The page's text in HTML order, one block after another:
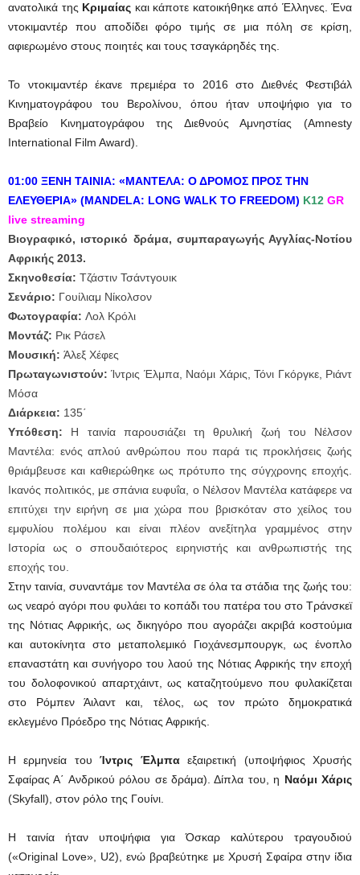
ανατολικά της Κριμαίας και κάποτε κατοικήθηκε από Έλληνες. Ένα
ντοκιμαντέρ που αποδίδει φόρο τιμής σε μια πόλη σε κρίση,
αφιερωμένο στους ποιητές και τους τσαγκάρηδές της.
Το ντοκιμαντέρ έκανε πρεμιέρα το 2016 στο Διεθνές Φεστιβάλ
Κινηματογράφου του Βερολίνου, όπου ήταν υποψήφιο για το
Βραβείο Κινηματογράφου της Διεθνούς Αμνηστίας (Amnesty
International Film Award).
01:00 ΞΕΝΗ ΤΑΙΝΙΑ: «ΜΑΝΤΕΛΑ: Ο ΔΡΟΜΟΣ ΠΡΟΣ ΤΗΝ
ΕΛΕΥΘΕΡΙΑ» (MANDELA: LONG WALK TO FREEDOM) Κ12 GR
live streaming
Βιογραφικό, ιστορικό δράμα, συμπαραγωγής Αγγλίας-Νοτίου
Αφρικής 2013.
Σκηνοθεσία: Τζάστιν Τσάντγουικ
Σενάριο: Γουίλιαμ Νίκολσον
Φωτογραφία: Λολ Κρόλι
Μοντάζ: Ρικ Ράσελ
Μουσική: Άλεξ Χέφες
Πρωταγωνιστούν: Ίντρις Έλμπα, Ναόμι Χάρις, Τόνι Γκόργκε, Ριάντ
Μόσα
Διάρκεια: 135΄
Υπόθεση: Η ταινία παρουσιάζει τη θρυλική ζωή του Νέλσον
Μαντέλα: ενός απλού ανθρώπου που παρά τις προκλήσεις ζωής
θριάμβευσε και καθιερώθηκε ως πρότυπο της σύγχρονης εποχής.
Ικανός πολιτικός, με σπάνια ευφυΐα, ο Νέλσον Μαντέλα κατάφερε να
επιτύχει την ειρήνη σε μια χώρα που βρισκόταν στο χείλος του
εμφυλίου πολέμου και είναι πλέον ανεξίτηλα γραμμένος στην
Ιστορία ως ο σπουδαιότερος ειρηνιστής και ανθρωπιστής της
εποχής του.
Στην ταινία, συναντάμε τον Μαντέλα σε όλα τα στάδια της ζωής του:
ως νεαρό αγόρι που φυλάει το κοπάδι του πατέρα του στο Τράνσκεϊ
της Νότιας Αφρικής, ως δικηγόρο που αγοράζει ακριβά κοστούμια
και αυτοκίνητα στο μεταπολεμικό Γιοχάνεσμπουργκ, ως ένοπλο
επαναστάτη και συνήγορο του λαού της Νότιας Αφρικής την εποχή
του δολοφονικού απαρτχάιντ, ως καταζητούμενο που φυλακίζεται
στο Ρόμπεν Άιλαντ και, τέλος, ως τον πρώτο δημοκρατικά
εκλεγμένο Πρόεδρο της Νότιας Αφρικής.
Η ερμηνεία τουΊντρις Έλμπαεξαιρετική (υποψήφιος Χρυσής
Σφαίρας Α΄ Ανδρικού ρόλου σε δράμα). Δίπλα του, η Ναόμι Χάρις
(Skyfall), στον ρόλο της Γουίνι.
Η ταινία ήταν υποψήφια για Όσκαρ καλύτερου τραγουδιού
(«Original Love», U2), ενώ βραβεύτηκε με Χρυσή Σφαίρα στην ίδια